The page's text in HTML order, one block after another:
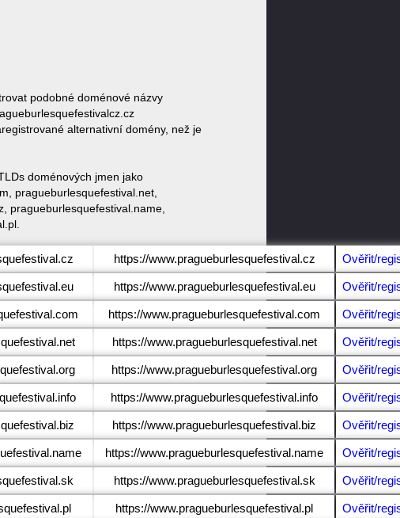
podobné doménové názvy
alternativní domény, než je
doménových jmen jako
pragueburlesquefestival.net,
pragueburlesquefestival.name,
https://www.pragueburlesquefestival.cz Ověřit/
https://www.pragueburlesquefestival.eu Ověřit/
https://www.pragueburlesquefestival.com Ověřit/
https://www.pragueburlesquefestival.net Ověřit/
https://www.pragueburlesquefestival.org Ověřit/
https://www.pragueburlesquefestival.info Ověřit/
https://www.pragueburlesquefestival.biz Ověřit/
https://www.pragueburlesquefestival.name Ověřit/
https://www.pragueburlesquefestival.sk Ověřit/
https://www.pragueburlesquefestival.pl Ověřit/